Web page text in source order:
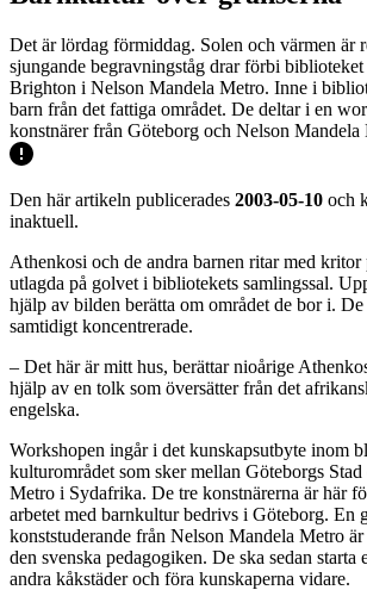
Det är lördag förmiddag. Solen och värmen är
sjungande begravningståg drar förbi
Brighton i Nelson Mandela Metro. Inne i
barn från det fattiga området. De deltar i en
konstnärer från Göteborg och Nelson Mandela
Den här artikeln publicerades 2003-05-10 och
inaktuell.
Athenkosi och de andra barnen ritar med kritor
utlagda på golvet i bibliotekets samlingssal.
hjälp av bilden berätta om området de bor i.
samtidigt koncentrerade.
– Det här är mitt hus, berättar nioårige
hjälp av en tolk som översätter från det
engelska.
Workshopen ingår i det kunskapsutbyte inom
kulturområdet som sker mellan Göteborgs
Metro i Sydafrika. De tre konstnärerna är här
arbetet med barnkultur bedrivs i Göteborg. En
konststuderande från Nelson Mandela Metro
den svenska pedagogiken. De ska sedan starta
andra kåkstäder och föra kunskaperna vidare.